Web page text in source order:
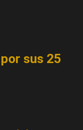
sus 25